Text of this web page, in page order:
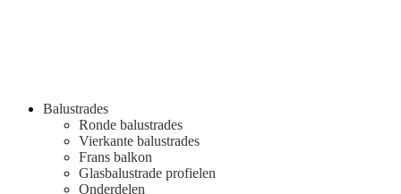
Balustrades
Ronde balustrades
Vierkante balustrades
Frans balkon
Glasbalustrade profielen
Onderdelen